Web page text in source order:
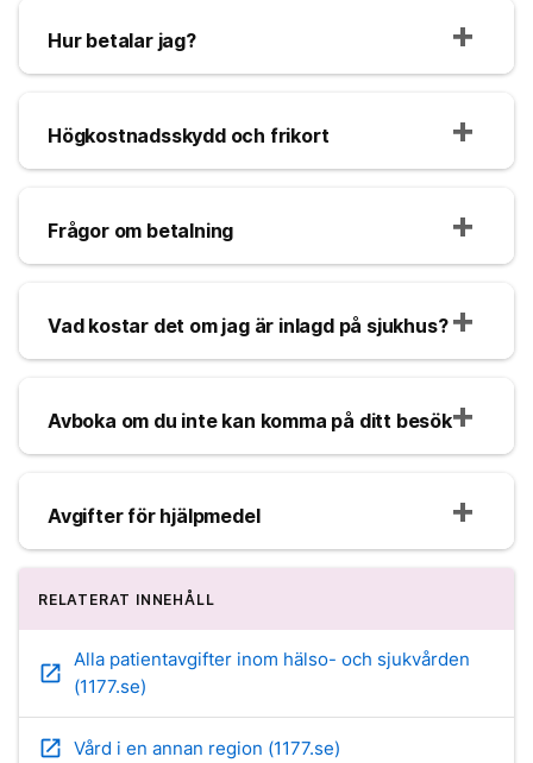
Hur betalar jag?
Högkostnadsskydd och frikort
Frågor om betalning
Vad kostar det om jag är inlagd på sjukhus?
Avboka om du inte kan komma på ditt besök
Avgifter för hjälpmedel
RELATERAT INNEHÅLL
open_in_new
Alla patientavgifter inom hälso- och sjukvården
(1177.se)
open_in_new Vård i en annan region (1177.se)